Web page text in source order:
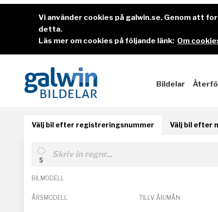
Vi använder cookies på galwin.se. Genom att
detta.
Läs mer om cookies på följande länk: Om
Bildelar
Välj bil efter registreringsnummer Välj bil efter
BILMODELL
ÅRSMODELL TILLV. ÅR/MÅN